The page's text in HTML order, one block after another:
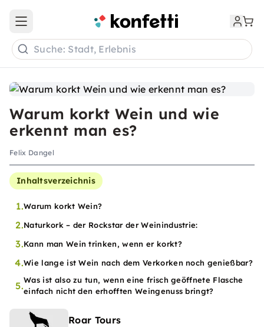
Warum korkt Wein und wie
erkennt man es?
Felix Dangel
Inhaltsverzeichnis
1.Warum korkt Wein?
2.Naturkork – der Rockstar der Weinindustrie:
3.Kann man Wein trinken, wenn er korkt?
4.Wie lange ist Wein nach dem Verkorken noch genießbar?
5.Was ist also zu tun, wenn eine frisch geöffnete Flasche
einfach nicht den erhofften Weingenuss bringt?
Roar Tours
Open main menu
Suche: Stadt, Erlebnis